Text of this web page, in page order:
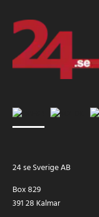
24 se Sverige AB
Box 829
391 28 Kalmar